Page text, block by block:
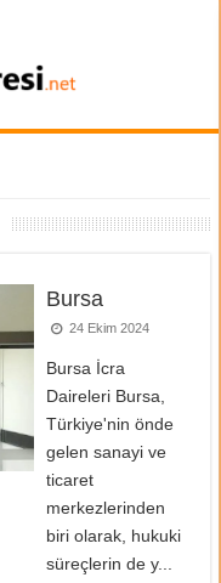
Bursa
24 Ekim 2024
Bursa İcra
Daireleri Bursa,
Türkiye'nin önde
gelen sanayi ve
ticaret
merkezlerinden
biri olarak, hukuki
süreçlerin de y...